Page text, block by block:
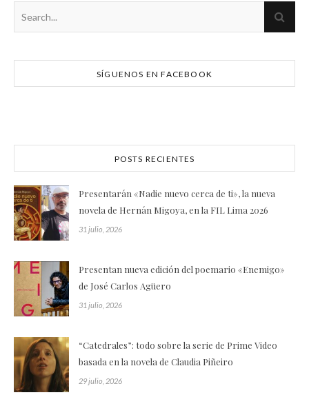
SÍGUENOS EN FACEBOOK
POSTS RECIENTES
Presentarán «Nadie nuevo cerca de ti», la nueva
novela de Hernán Migoya, en la FIL Lima 2026
31 julio, 2026
Presentan nueva edición del poemario «Enemigo»
de José Carlos Agüero
31 julio, 2026
“Catedrales”: todo sobre la serie de Prime Video
basada en la novela de Claudia Piñeiro
29 julio, 2026